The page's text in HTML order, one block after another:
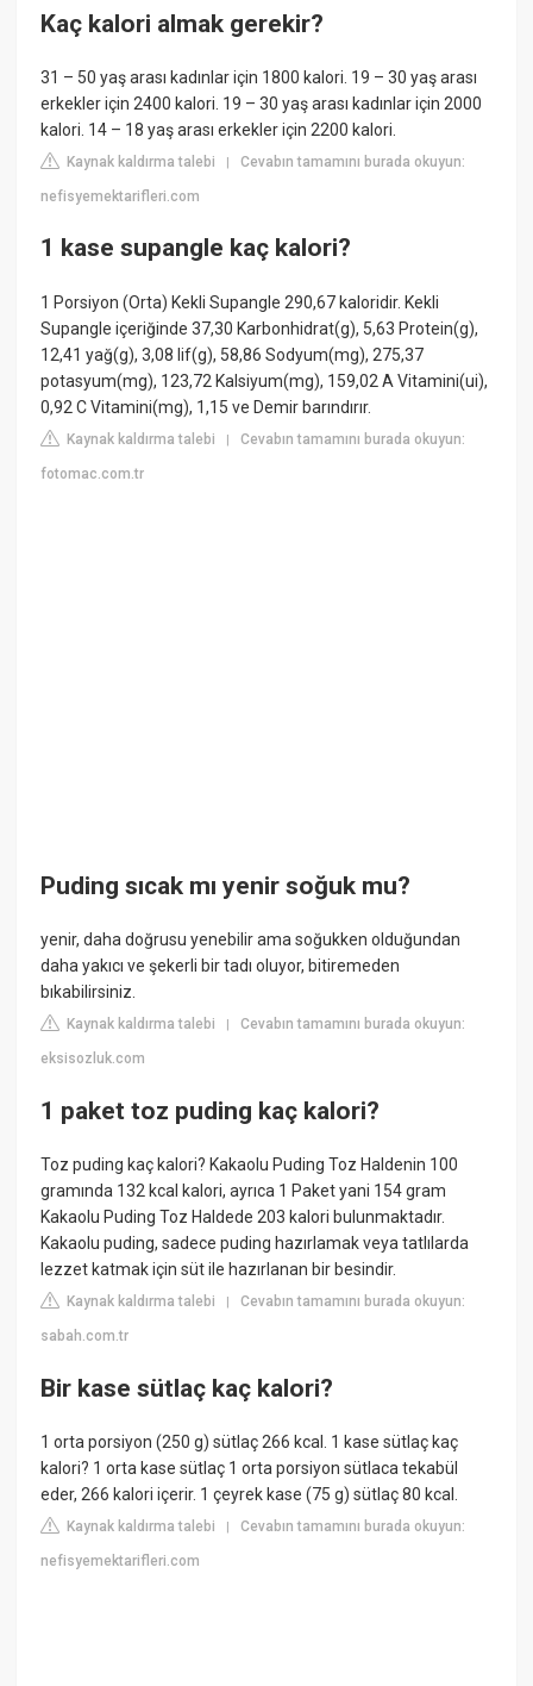
Kaç kalori almak gerekir?
31 – 50 yaş arası kadınlar için 1800 kalori. 19 – 30 yaş arası
erkekler için 2400 kalori. 19 – 30 yaş arası kadınlar için 2000
kalori. 14 – 18 yaş arası erkekler için 2200 kalori.
Kaynak kaldırma talebi |Cevabın tamamını burada okuyun:
nefisyemektarifleri.com
1 kase supangle kaç kalori?
1 Porsiyon (Orta) Kekli Supangle 290,67 kaloridir. Kekli
Supangle içeriğinde 37,30 Karbonhidrat(g), 5,63 Protein(g),
12,41 yağ(g), 3,08 lif(g), 58,86 Sodyum(mg), 275,37
potasyum(mg), 123,72 Kalsiyum(mg), 159,02 A Vitamini(ui),
0,92 C Vitamini(mg), 1,15 ve Demir barındırır.
Kaynak kaldırma talebi |Cevabın tamamını burada okuyun:
fotomac.com.tr
Puding sıcak mı yenir soğuk mu?
yenir, daha doğrusu yenebilir ama soğukken olduğundan
daha yakıcı ve şekerli bir tadı oluyor, bitiremeden
bıkabilirsiniz.
Kaynak kaldırma talebi |Cevabın tamamını burada okuyun:
eksisozluk.com
1 paket toz puding kaç kalori?
Toz puding kaç kalori? Kakaolu Puding Toz Haldenin 100
gramında 132 kcal kalori, ayrıca 1 Paket yani 154 gram
Kakaolu Puding Toz Haldede 203 kalori bulunmaktadır.
Kakaolu puding, sadece puding hazırlamak veya tatlılarda
lezzet katmak için süt ile hazırlanan bir besindir.
Kaynak kaldırma talebi |Cevabın tamamını burada okuyun:
sabah.com.tr
Bir kase sütlaç kaç kalori?
1 orta porsiyon (250 g) sütlaç 266 kcal. 1 kase sütlaç kaç
kalori? 1 orta kase sütlaç 1 orta porsiyon sütlaca tekabül
eder, 266 kalori içerir. 1 çeyrek kase (75 g) sütlaç 80 kcal.
Kaynak kaldırma talebi |Cevabın tamamını burada okuyun:
nefisyemektarifleri.com